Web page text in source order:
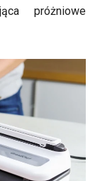
próżniowe